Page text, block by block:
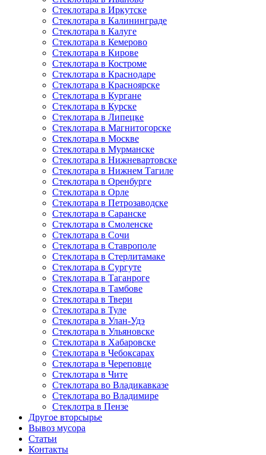
Стеклотара в Иркутске
Стеклотара в Калининграде
Стеклотара в Калуге
Стеклотара в Кемерово
Стеклотара в Кирове
Стеклотара в Костроме
Стеклотара в Краснодаре
Стеклотара в Красноярске
Стеклотара в Кургане
Стеклотара в Курске
Стеклотара в Липецке
Стеклотара в Магнитогорске
Стеклотара в Москве
Стеклотара в Мурманске
Стеклотара в Нижневартовске
Стеклотара в Нижнем Тагиле
Стеклотара в Оренбурге
Стеклотара в Орле
Стеклотара в Петрозаводске
Стеклотара в Саранске
Стеклотара в Смоленске
Стеклотара в Сочи
Стеклотара в Ставрополе
Стеклотара в Стерлитамаке
Стеклотара в Сургуте
Стеклотара в Таганроге
Стеклотара в Тамбове
Стеклотара в Твери
Стеклотара в Туле
Стеклотара в Улан-Удэ
Стеклотара в Ульяновске
Стеклотара в Хабаровске
Стеклотара в Чебоксарах
Стеклотара в Череповце
Стеклотара в Чите
Стеклотара во Владикавказе
Стеклотара во Владимире
Стеклотра в Пензе
Другое вторсырье
Вывоз мусора
Статьи
Контакты